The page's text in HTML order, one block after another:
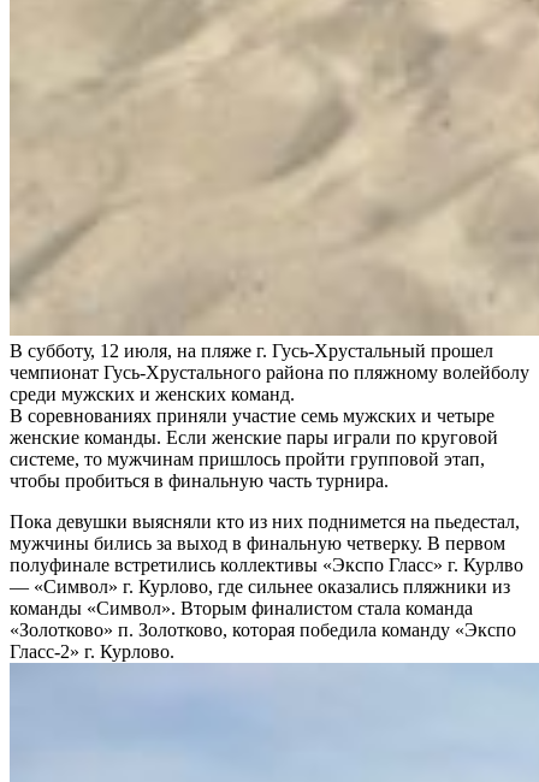
В субботу, 12 июля, на пляже г. Гусь-Хрустальный прошел
чемпионат Гусь-Хрустального района по пляжному волейболу
среди мужских и женских команд.
В соревнованиях приняли участие семь мужских и четыре
женские команды. Если женские пары играли по круговой
системе, то мужчинам пришлось пройти групповой этап,
чтобы пробиться в финальную часть турнира.
Пока девушки выясняли кто из них поднимется на пьедестал,
мужчины бились за выход в финальную четверку. В первом
полуфинале встретились коллективы «Экспо Гласс» г. Курлво
— «Символ» г. Курлово, где сильнее оказались пляжники из
команды «Символ». Вторым финалистом стала команда
«Золотково» п. Золотково, которая победила команду «Экспо
Гласс-2» г. Курлово.